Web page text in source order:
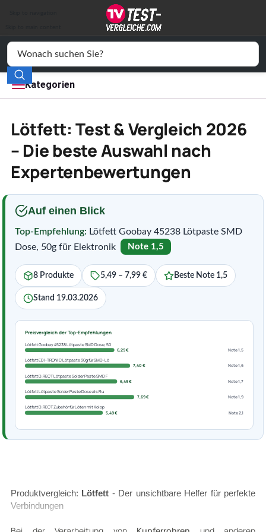
Kategorien
Elektronik
Freizeit
Wohnen
Service
Lötfett: Test & Vergleich 2026
– Die beste Auswahl nach
Expertenbewertungen
Auf einen Blick
Top-Empfehlung: Lötfett Goobay 45238 Lötpaste SMD
Dose, 50g für Elektronik
Note 1,5
8 Produkte 5,49 – 7,99 € Beste Note 1,5
Stand 19.03.2026
Preisvergleich der Top-Empfehlungen
Lötfett Goobay 45238 Lötpaste SMD Dose, 50
6,29 €
Note 1,5
Lötfett EDI-TRONIC Lötpaste 30g für SMD-Lö
7,40 €
Note 1,6
Lötfett D.RECT Lötpaste Solder Paste SMD F
6,49 €
Note 1,7
Lötfett Lötpaste Solder Paste Dose als Flu
7,69 €
Note 1,9
Lötfett D.RECT Zubehör für Löten mit Kolop
5,49 €
Note 2,1
Produktvergleich: Lötfett - Der unsichtbare Helfer für perfekte
Verbindungen